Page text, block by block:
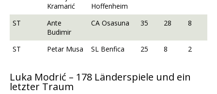
Kramarić
Hoffenheim
ST
Ante
Budimir
CA Osasuna 35 28 8
ST Petar Musa SL Benfica 25 8 2
Luka Modrić – 178 Länderspiele und ein
letzter Traum